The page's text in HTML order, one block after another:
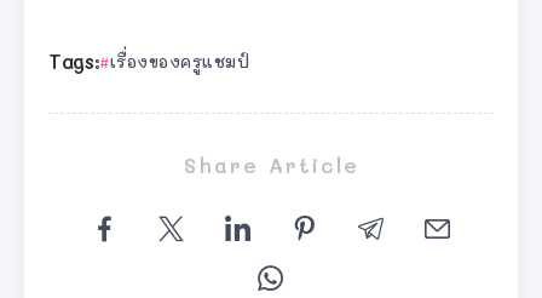
Tags: เรื่องของครูแชมป์
Share Article